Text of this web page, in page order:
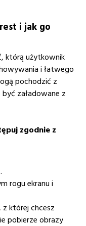
i jak go
którą użytkownik
i łatwego
pochodzić z
załadowane z
zgodnie z
rogu ekranu i
której chcesz
pobierze obrazy